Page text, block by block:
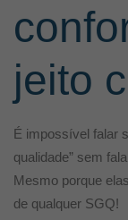
jeito
É impossível falar
qualidade” sem
Mesmo porque
de qualquer SGQ!